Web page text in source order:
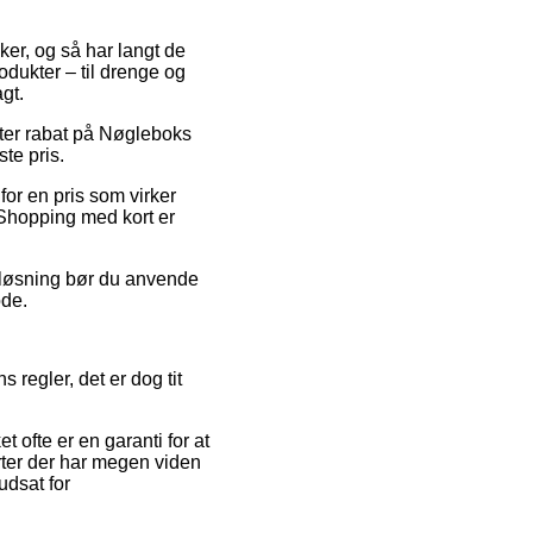
og så har langt de
– til drenge og
rabat på Nøgleboks
pris.
en pris som virker
med kort er
bør du anvende
regler, det er dog tit
ofte er en garanti for at
der har megen viden
for